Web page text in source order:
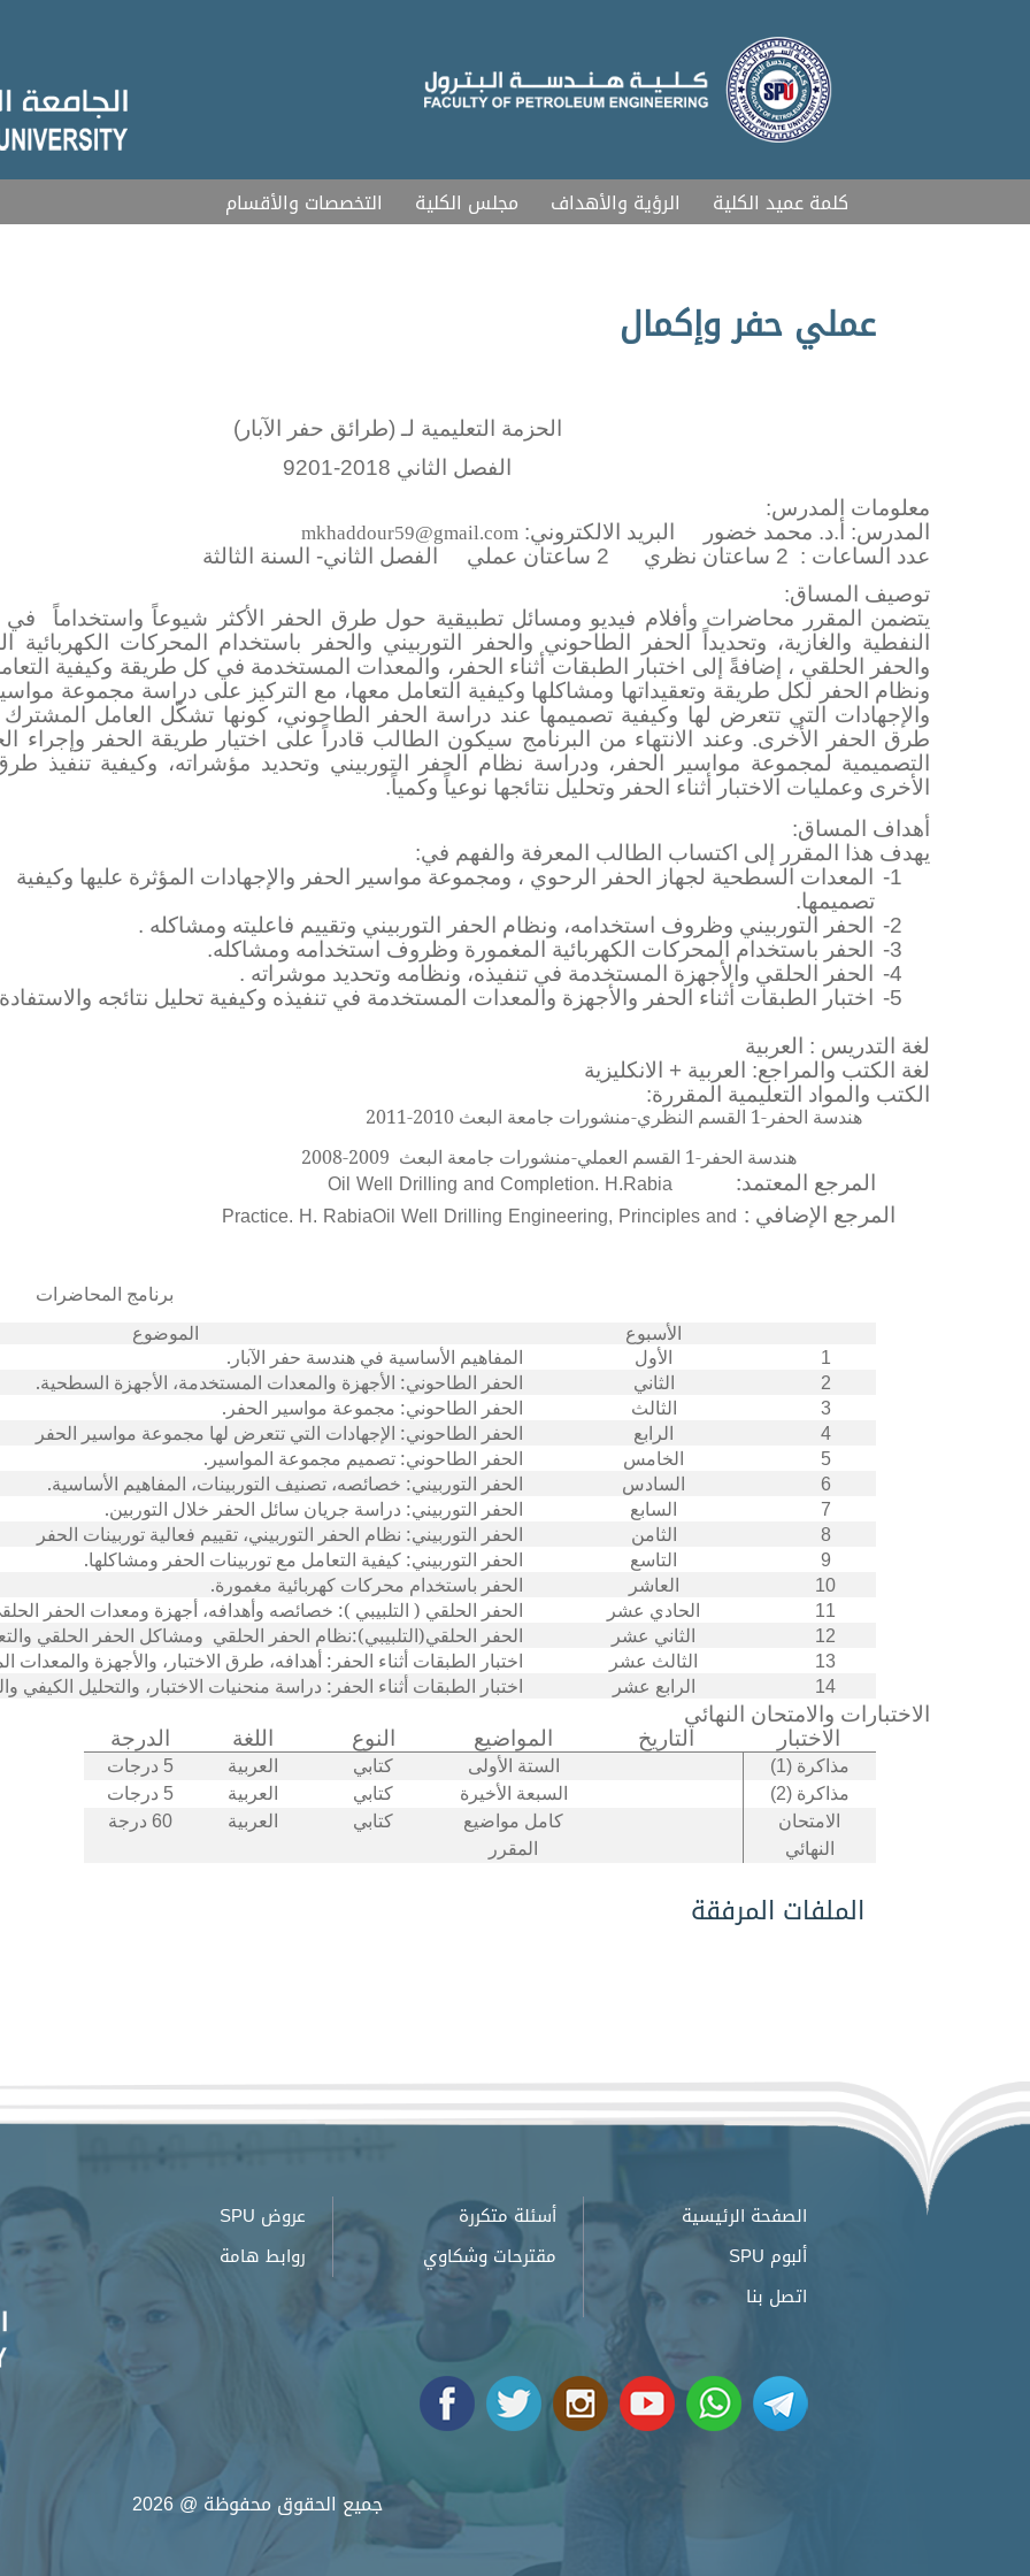
كلمة عميد الكلية الرؤية والأهداف مجلس الكلية التخصصات والأقسام
عملي حفر وإكمال
الحزمة التعليمية لـ (طرائق حفر الآبار)
الفصل الثاني 2018-201
9
معلومات المدرس:
المدرس: أ.د. محمد خضور البريد الالكتروني: mkhaddour59@gmail.com
عدد الساعات : 2 ساعتان نظري 2 ساعتان عملي
الفصل الثاني- السنة الثالثة
توصيف المساق:
يتضمن المقرر محاضرات وأفلام فيديو ومسائل تطبيقية حول طرق الحفر الأكثر شيوعاً واستخداماً
في
النفطية والغازية، وتحديداً الحفر الطاحوني والحفر التوربيني والحفر باستخدام المحركات الكهربائية
والحفر الحلقي ، إضافةً إلى اختبار الطبقات أثناء الحفر، والمعدات المستخدمة في كل طريقة وكيفية
ونظام الحفر لكل طريقة وتعقيداتها ومشاكلها وكيفية التعامل معها، مع التركيز على دراسة مجموعة
والإجهادات التي تتعرض لها وكيفية تصميمها عند دراسة الحفر الطاحوني، كونها تشكّل العامل
طرق الحفر الأخرى. وعند الانتهاء من البرنامج سيكون الطالب قادراً على اختيار طريقة الحفر وإجراء
التصميمية لمجموعة مواسير الحفر، ودراسة نظام الحفر التوربيني وتحديد مؤشراته، وكيفية تنفيذ
الأخرى وعمليات الاختبار أثناء الحفر وتحليل نتائجها نوعياً وكمياً.
أهداف المساق:
يهدف هذا المقرر إلى اكتساب الطالب المعرفة والفهم في:
1-
المعدات السطحية لجهاز الحفر الرحوي ، ومجموعة مواسير الحفر والإجهادات المؤثرة عليها وكيفية
تصميمها.
2- الحفر التوربيني وظروف استخدامه، ونظام الحفر التوربيني وتقييم فاعليته ومشاكله .
3- الحفر باستخدام المحركات الكهربائية المغمورة وظروف استخدامه ومشاكله.
4- الحفر الحلقي والأجهزة المستخدمة في تنفيذه، ونظامه وتحديد موشراته .
5-
اختبار الطبقات أثناء الحفر والأجهزة والمعدات المستخدمة في تنفيذه وكيفية تحليل نتائجه
لغة التدريس : العربية
لغة الكتب والمراجع: العربية + الانكليزية
الكتب والمواد التعليمية المقررة:
هندسة الحفر-1 القسم النظري-منشورات جامعة البعث 2010-2011
هندسة الحفر-1 القسم العملي-منشورات جامعة البعث
2008-2009
المرجع المعتمد: Oil Well Drilling and Completion. H.Rabia
المرجع الإضافي : Oil Well Drilling Engineering, Principles and
Practice. H. Rabia
برنامج المحاضرات
الأسبوع
الموضوع
1
الأول المفاهيم الأساسية في هندسة حفر الآبار.
2 الثاني الحفر الطاحوني: الأجهزة والمعدات المستخدمة، الأجهزة السطحية.
3 الثالث الحفر الطاحوني: مجموعة مواسير الحفر.
4 الرابع الحفر الطاحوني: الإجهادات التي تتعرض لها مجموعة مواسير الحفر
5 الخامس الحفر الطاحوني: تصميم مجموعة المواسير.
6 السادس الحفر التوربيني: خصائصه، تصنيف التوربينات، المفاهيم الأساسية.
7 السابع الحفر التوربيني: دراسة جريان سائل الحفر خلال التوربين.
8 الثامن الحفر التوربيني: نظام الحفر التوربيني، تقييم فعالية توربينات الحفر
9 التاسع الحفر التوربيني: كيفية التعامل مع توربينات الحفر ومشاكلها.
10 العاشر الحفر باستخدام محركات كهربائية مغمورة.
11 الحادي عشر الحفر الحلقي ( التلبيبي ): خصائصه وأهدافه، أجهزة ومعدات الحفر
12 الثاني عشر الحفر الحلقي(التلبيبي):نظام الحفر الحلقي ومشاكل الحفر الحلقي
13 الثالث عشر اختبار الطبقات أثناء الحفر: أهدافه، طرق الاختبار، والأجهزة والمعدات
14 الرابع عشر اختبار الطبقات أثناء الحفر: دراسة منحنيات الاختبار، والتحليل الكيفي
الاختبارات والامتحان النهائي
الاختبار
التاريخ المواضيع النوع اللغة الدرجة
مذاكرة (1) الستة الأولى كتابي العربية
5 درجات
مذاكرة (2)
السبعة الأخيرة كتابي العربية
5 درجات
الامتحان
النهائي
كامل مواضيع
المقرر
كتابي العربية 60 درجة
الملفات المرفقة
الصفحة الرئيسية أسئلة متكررة
عروض SPU
ألبوم SPU
مقترحات وشكاوي
روابط هامة
اتصل بنا
جميع الحقوق محفوظة @ 2026